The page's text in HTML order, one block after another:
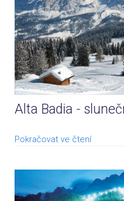
Alta Badia -
Pokračovat ve čtení